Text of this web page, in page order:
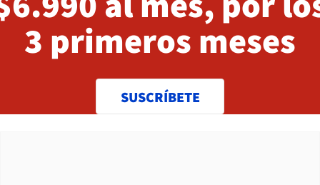
3 primeros meses
SUSCRÍBETE